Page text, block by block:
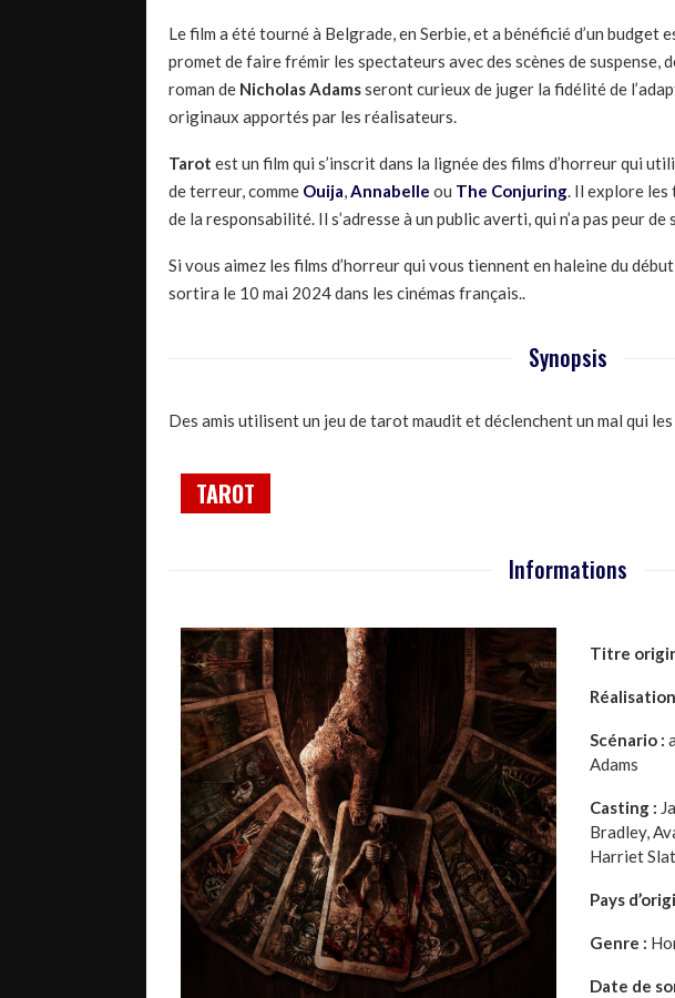
Le film a été tourné à Belgrade, en Serbie, et a bénéficié d’un budget
promet de faire frémir les spectateurs avec des scènes de suspense,
roman de Nicholas Adamsseront curieux de juger la fidélité de
originaux apportés par les réalisateurs.
Tarot est un film qui s’inscrit dans la lignée des films d’horreur qui
de terreur, comme Ouija,Annabelle ou The Conjuring. Il explore les
de la responsabilité. Il s’adresse à un public averti, qui n’a pas peur
Si vous aimez les films d’horreur qui vous tiennent en haleine du
sortira le 10 mai 2024 dans les cinémas français..
Synopsis
Des amis utilisent un jeu de tarot maudit et déclenchent un mal qui
TAROT
Informations
Titre
Scénario :
Adams
Casting :
Bradley,
Harriet
Pays
Genre :
Date de